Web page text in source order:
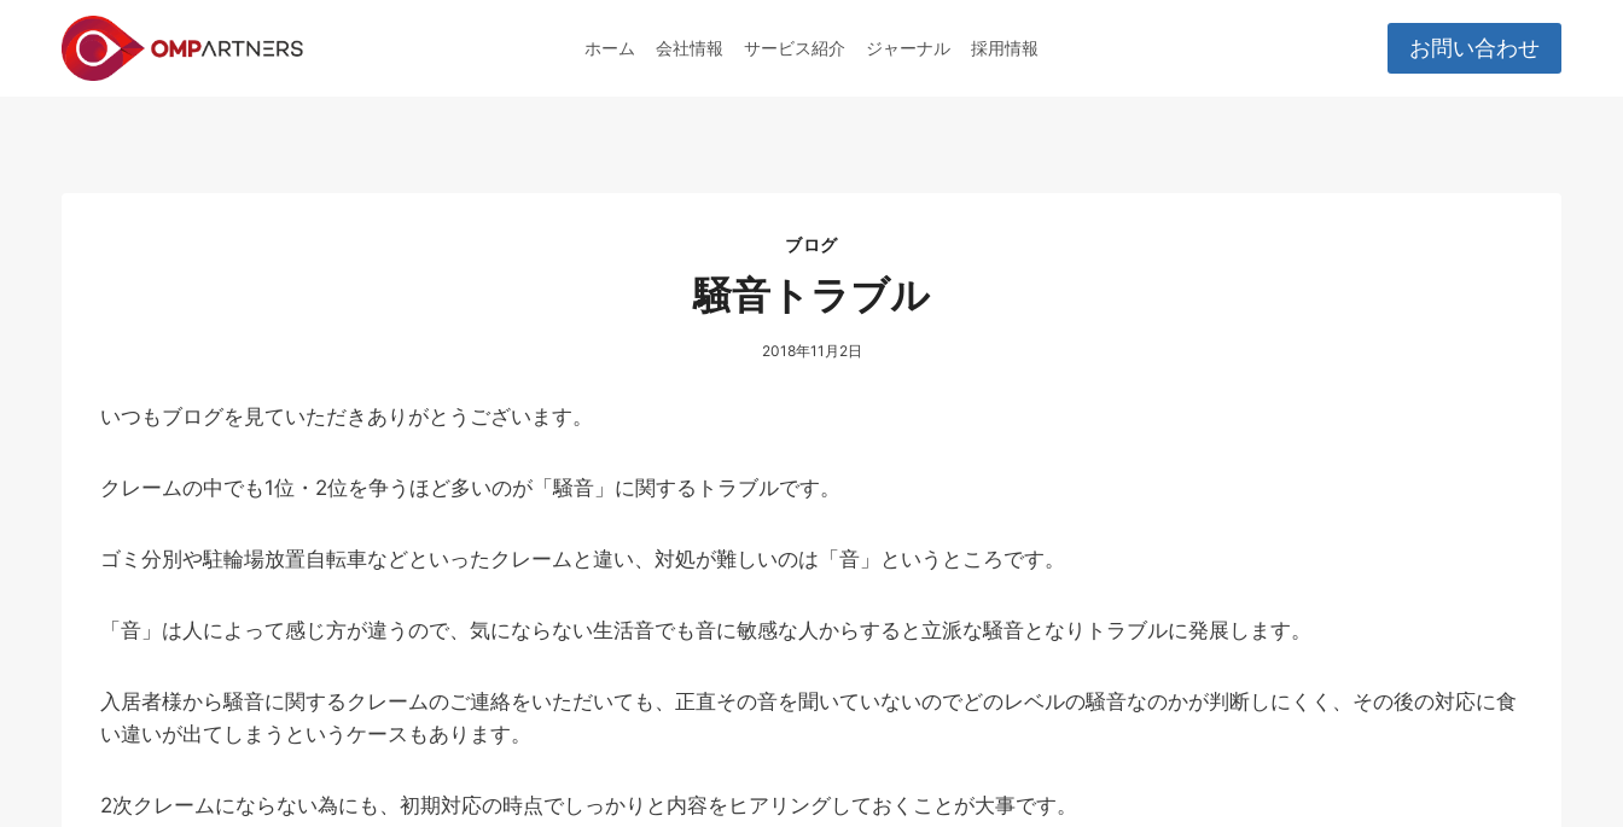
ホーム 会社情報 サービス紹介 ジャーナル 採用情報 お問い合わせ
ブログ
騒音トラブル
2018年11月2日
いつもブログを見ていただきありがとうございます。
クレームの中でも1位・2位を争うほど多いのが「騒音」に関するトラブルです。
ゴミ分別や駐輪場放置自転車などといったクレームと違い、対処が難しいのは「音」というところです。
「音」は人によって感じ方が違うので、気にならない生活音でも音に敏感な人からすると立派な騒音となりトラブルに発展します。
入居者様から騒音に関するクレームのご連絡をいただいても、正直その音を聞いていないのでどのレベルの騒音なのかが判断しにくく、その後の対応に食
い違いが出てしまうというケースもあります。
2次クレームにならない為にも、初期対応の時点でしっかりと内容をヒアリングしておくことが大事です。